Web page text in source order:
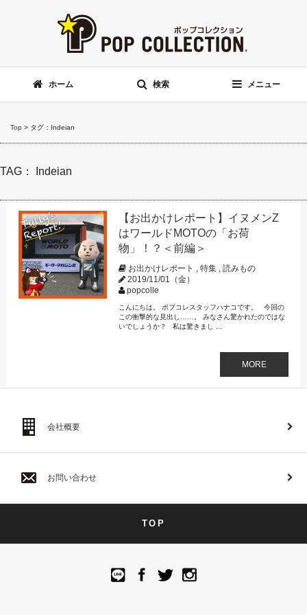
ホーム 検索 メニュー
Top > タグ：Indeian
TAG： Indeian
【お出かけレポート】イヌメンZ
はワールドMOTOの「お荷
物」！？＜前編＞
お出かけレポート , 特集, 読みもの
2019/11/01（金）
popcolle
こんにちは。 ポプコレスタッフハナコです。 今回の
この衝撃的な見出し……。 みなさん驚かれたのではな
いでしょうか？ 私は驚きまし ...
MORE
会社概要
お問い合わせ
TOP